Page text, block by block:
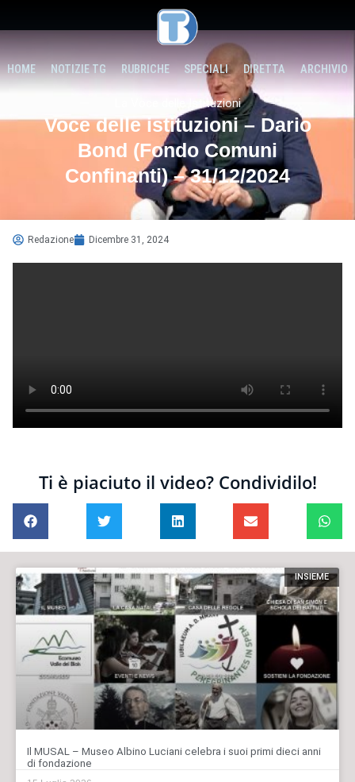
HOME NOTIZIE TG RUBRICHE SPECIALI DIRETTA ARCHIVIO
La Voce delle Istituzioni
Voce delle istituzioni – Dario
Bond (Fondo Comuni
Confinanti) – 31/12/2024
Redazione Dicembre 31, 2024
Ti è piaciuto il video? Condividilo!
INSIEME
Il MUSAL – Museo Albino Luciani celebra i suoi primi dieci anni
di fondazione